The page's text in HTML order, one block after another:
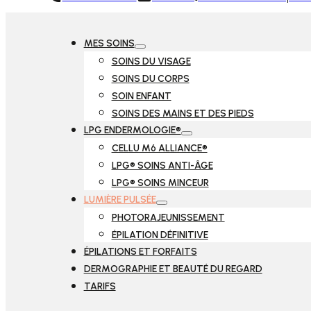
MES SOINS
SOINS DU VISAGE
SOINS DU CORPS
SOIN ENFANT
SOINS DES MAINS ET DES PIEDS
LPG ENDERMOLOGIE®
CELLU M6 ALLIANCE®
LPG® SOINS ANTI-ÂGE
LPG® SOINS MINCEUR
LUMIÈRE PULSÉE
PHOTORAJEUNISSEMENT
ÉPILATION DÉFINITIVE
ÉPILATIONS ET FORFAITS
DERMOGRAPHIE ET BEAUTÉ DU REGARD
TARIFS